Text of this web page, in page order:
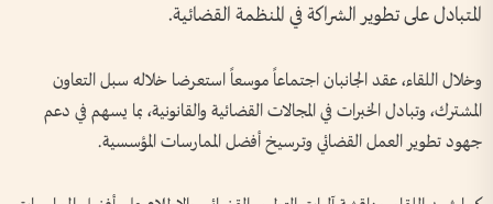
المتبادل على تطوير الشراكة في المنظمة القضائية.
وخلال اللقاء، عقد الجانبان اجتماعاً موسعاً استعرضا خلاله سبل التعاون
المشترك، وتبادل الخبرات في المجالات القضائية والقانونية، بما يسهم في دعم
جهود تطوير العمل القضائي وترسيخ أفضل الممارسات المؤسسية.